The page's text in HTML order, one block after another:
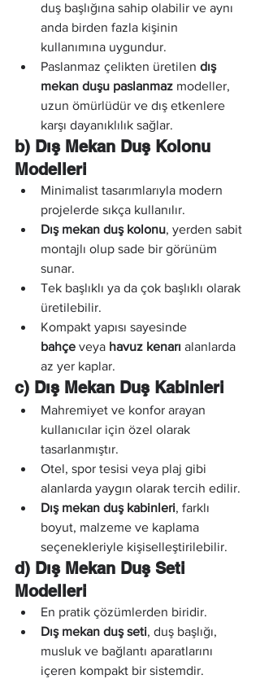
duş başlığına sahip olabilir ve aynı
anda birden fazla kişinin
kullanımına uygundur.
Paslanmaz çelikten üretilen dış
mekan duşu paslanmaz modeller,
uzun ömürlüdür ve dış etkenlere
karşı dayanıklılık sağlar.
b) Dış Mekan Duş Kolonu
Modelleri
Minimalist tasarımlarıyla modern
projelerde sıkça kullanılır.
Dış mekan duş kolonu, yerden sabit
montajlı olup sade bir görünüm
sunar.
Tek başlıklı ya da çok başlıklı olarak
üretilebilir.
Kompakt yapısı sayesinde
bahçe veya havuz kenarı alanlarda
az yer kaplar.
c) Dış Mekan Duş Kabinleri
Mahremiyet ve konfor arayan
kullanıcılar için özel olarak
tasarlanmıştır.
Otel, spor tesisi veya plaj gibi
alanlarda yaygın olarak tercih edilir.
Dış mekan duş kabinleri, farklı
boyut, malzeme ve kaplama
seçenekleriyle kişiselleştirilebilir.
d) Dış Mekan Duş Seti
Modelleri
En pratik çözümlerden biridir.
Dış mekan duş seti, duş başlığı,
musluk ve bağlantı aparatlarını
içeren kompakt bir sistemdir.